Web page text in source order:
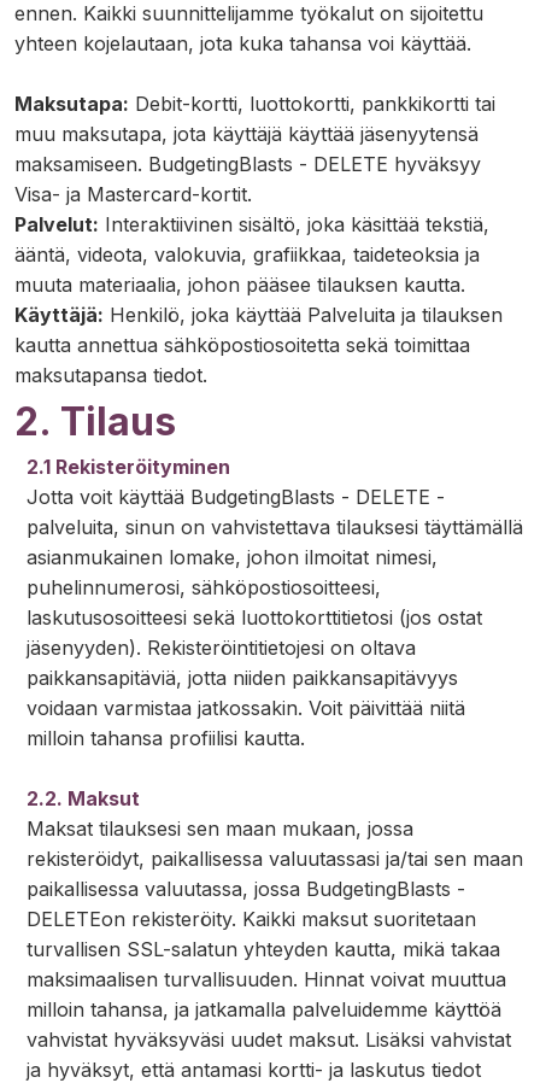
ennen. Kaikki suunnittelijamme työkalut on sijoitettu
yhteen kojelautaan, jota kuka tahansa voi käyttää.
Maksutapa: Debit-kortti, luottokortti, pankkikortti tai
muu maksutapa, jota käyttäjä käyttää jäsenyytensä
maksamiseen. BudgetingBlasts - DELETE hyväksyy
Visa- ja Mastercard-kortit.
Palvelut: Interaktiivinen sisältö, joka käsittää tekstiä,
ääntä, videota, valokuvia, grafiikkaa, taideteoksia ja
muuta materiaalia, johon pääsee tilauksen kautta.
Käyttäjä: Henkilö, joka käyttää Palveluita ja tilauksen
kautta annettua sähköpostiosoitetta sekä toimittaa
maksutapansa tiedot.
2. Tilaus
2.1 Rekisteröityminen
Jotta voit käyttää BudgetingBlasts - DELETE -
palveluita, sinun on vahvistettava tilauksesi täyttämällä
asianmukainen lomake, johon ilmoitat nimesi,
puhelinnumerosi, sähköpostiosoitteesi,
laskutusosoitteesi sekä luottokorttitietosi (jos ostat
jäsenyyden). Rekisteröintitietojesi on oltava
paikkansapitäviä, jotta niiden paikkansapitävyys
voidaan varmistaa jatkossakin. Voit päivittää niitä
milloin tahansa profiilisi kautta.
2.2. Maksut
Maksat tilauksesi sen maan mukaan, jossa
rekisteröidyt, paikallisessa valuutassasi ja/tai sen maan
paikallisessa valuutassa, jossa BudgetingBlasts -
DELETEon rekisteröity. Kaikki maksut suoritetaan
turvallisen SSL-salatun yhteyden kautta, mikä takaa
maksimaalisen turvallisuuden. Hinnat voivat muuttua
milloin tahansa, ja jatkamalla palveluidemme käyttöä
vahvistat hyväksyväsi uudet maksut. Lisäksi vahvistat
ja hyväksyt, että antamasi kortti- ja laskutus tiedot